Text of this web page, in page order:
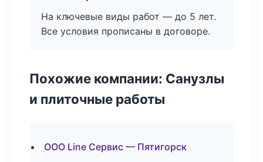
На ключевые виды работ — до 5 лет.
Все условия прописаны в договоре.
Похожие компании: Санузлы
и плиточные работы
ООО Line Сервис — Пятигорск